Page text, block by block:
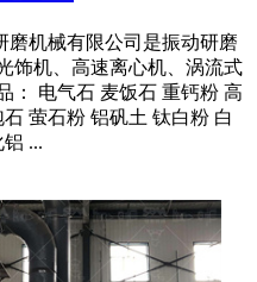
磨机械有限公司是振动研磨
饰机、高速离心机、涡流式
： 电气石 麦饭石 重钙粉 高
萤石粉 铝矾土 钛白粉 白
...